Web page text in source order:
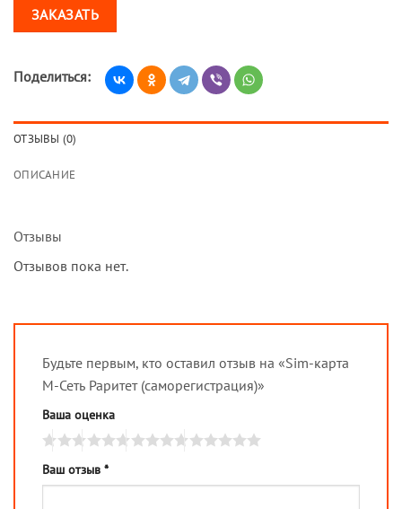
ЗАКАЗАТЬ
Поделиться:
ОТЗЫВЫ (0)
ОПИСАНИЕ
Отзывы
Отзывов пока нет.
Будьте первым, кто оставил отзыв на «Sim-карта
М-Сеть Раритет (саморегистрация)»
Ваша оценка
Ваш отзыв *